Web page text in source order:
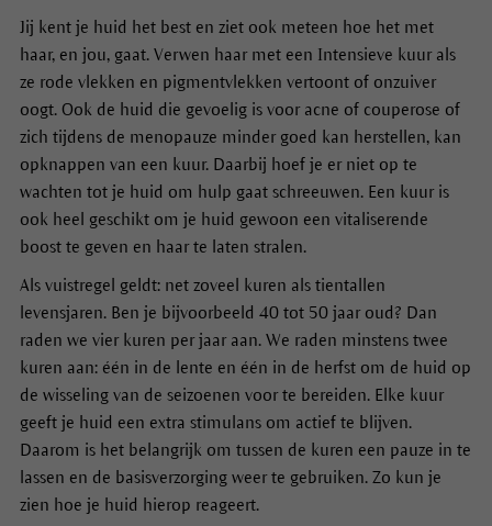
Jij kent je huid het best en ziet ook meteen hoe het met
haar, en jou, gaat. Verwen haar met een Intensieve kuur als
ze rode vlekken en pigmentvlekken vertoont of onzuiver
oogt. Ook de huid die gevoelig is voor acne of couperose of
zich tijdens de menopauze minder goed kan herstellen, kan
opknappen van een kuur. Daarbij hoef je er niet op te
wachten tot je huid om hulp gaat schreeuwen. Een kuur is
ook heel geschikt om je huid gewoon een vitaliserende
boost te geven en haar te laten stralen.
Als vuistregel geldt: net zoveel kuren als tientallen
levensjaren. Ben je bijvoorbeeld 40 tot 50 jaar oud? Dan
raden we vier kuren per jaar aan. We raden minstens twee
kuren aan: één in de lente en één in de herfst om de huid op
de wisseling van de seizoenen voor te bereiden. Elke kuur
geeft je huid een extra stimulans om actief te blijven.
Daarom is het belangrijk om tussen de kuren een pauze in te
lassen en de basisverzorging weer te gebruiken. Zo kun je
zien hoe je huid hierop reageert.